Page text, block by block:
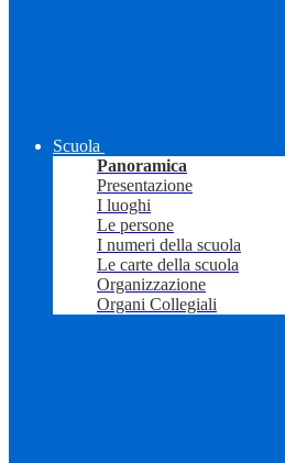
Scuola
Panoramica
Presentazione
I luoghi
Le persone
I numeri della scuola
Le carte della scuola
Organizzazione
Organi Collegiali